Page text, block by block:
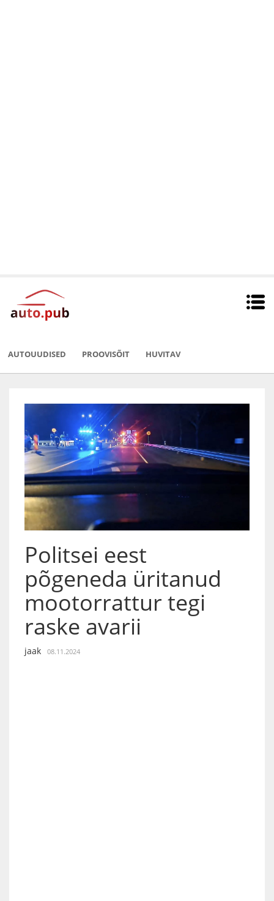
AUTOUUDISED PROOVISÕIT HUVITAV
Politsei eest
põgeneda üritanud
mootorrattur tegi
raske avarii
jaak 08.11.2024